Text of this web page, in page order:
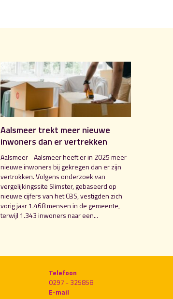
Aalsmeer trekt meer nieuwe
inwoners dan er vertrekken
Aalsmeer - Aalsmeer heeft er in 2025 meer
nieuwe inwoners bij gekregen dan er zijn
vertrokken. Volgens onderzoek van
vergelijkingssite Slimster, gebaseerd op
nieuwe cijfers van het CBS, vestigden zich
vorig jaar 1.468 mensen in de gemeente,
terwijl 1.343 inwoners naar een...
Telefoon
0297 - 325858
E-mail